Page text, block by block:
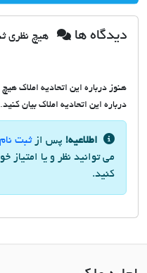
دیدگاه ها هیچ نظری
هنوز درباره این اتحادیه املاک
درباره این اتحادیه املاک بیان کنید.
اطلاعیه! پس ازثبت نام
می توانید نظر و یا امتیاز
کنید.